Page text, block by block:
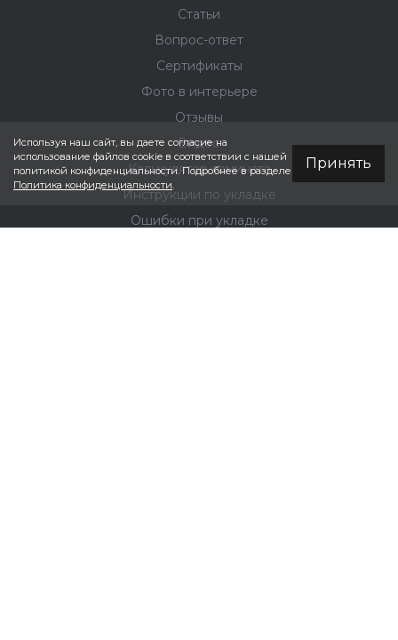
Кварцевый
ламинат Fargo
Бевел
Статьи
Вопрос-ответ
Сертификаты
Фото в интерьере
Отзывы
Видео
Калькулятор ламината
Инструкции по укладке
Ошибки при укладке
Используя наш сайт, вы даете согласие на
использование файлов cookie в соответствии с нашей
политикой конфиденциальности. Подробнее в разделе
Политика конфиденциальности.
Принять